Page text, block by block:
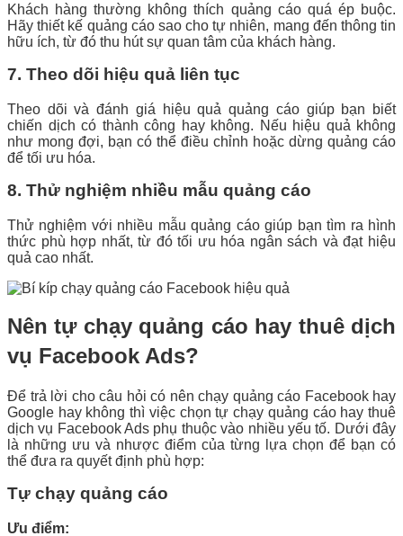
Khách hàng thường không thích quảng cáo quá ép buộc.
Hãy thiết kế quảng cáo sao cho tự nhiên, mang đến thông tin
hữu ích, từ đó thu hút sự quan tâm của khách hàng.
7. Theo dõi hiệu quả liên tục
Theo dõi và đánh giá hiệu quả quảng cáo giúp bạn biết
chiến dịch có thành công hay không. Nếu hiệu quả không
như mong đợi, bạn có thể điều chỉnh hoặc dừng quảng cáo
để tối ưu hóa.
8. Thử nghiệm nhiều mẫu quảng cáo
Thử nghiệm với nhiều mẫu quảng cáo giúp bạn tìm ra hình
thức phù hợp nhất, từ đó tối ưu hóa ngân sách và đạt hiệu
quả cao nhất.
Nên tự chạy quảng cáo hay thuê dịch
vụ Facebook Ads?
Để trả lời cho câu hỏi có nên chạy quảng cáo Facebook hay
Google hay không thì việc chọn tự chạy quảng cáo hay thuê
dịch vụ Facebook Ads phụ thuộc vào nhiều yếu tố. Dưới đây
là những ưu và nhược điểm của từng lựa chọn để bạn có
thể đưa ra quyết định phù hợp:
Tự chạy quảng cáo
Ưu điểm: